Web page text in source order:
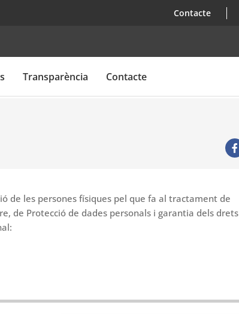
Contacte
Transparència Contacte
de les persones físiques pel que fa al tractament de
de Protecció de dades personals i garantia dels drets